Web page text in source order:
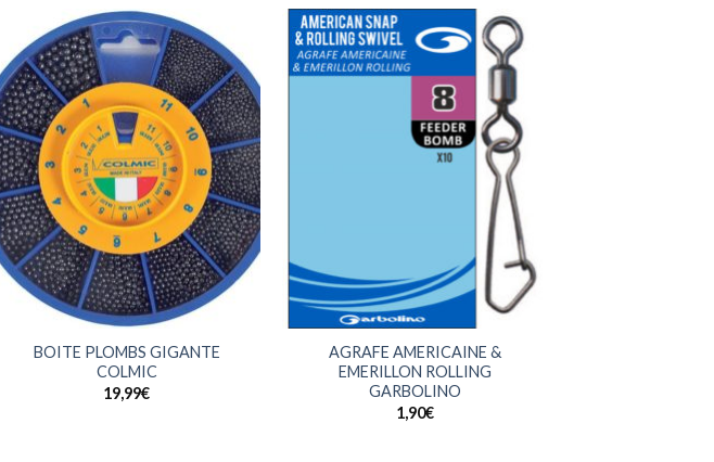
BOITE PLOMBS GIGANTE
COLMIC
19,99€
+
AGRAFE AMERICAINE &
EMERILLON ROLLING
GARBOLINO
1,90€